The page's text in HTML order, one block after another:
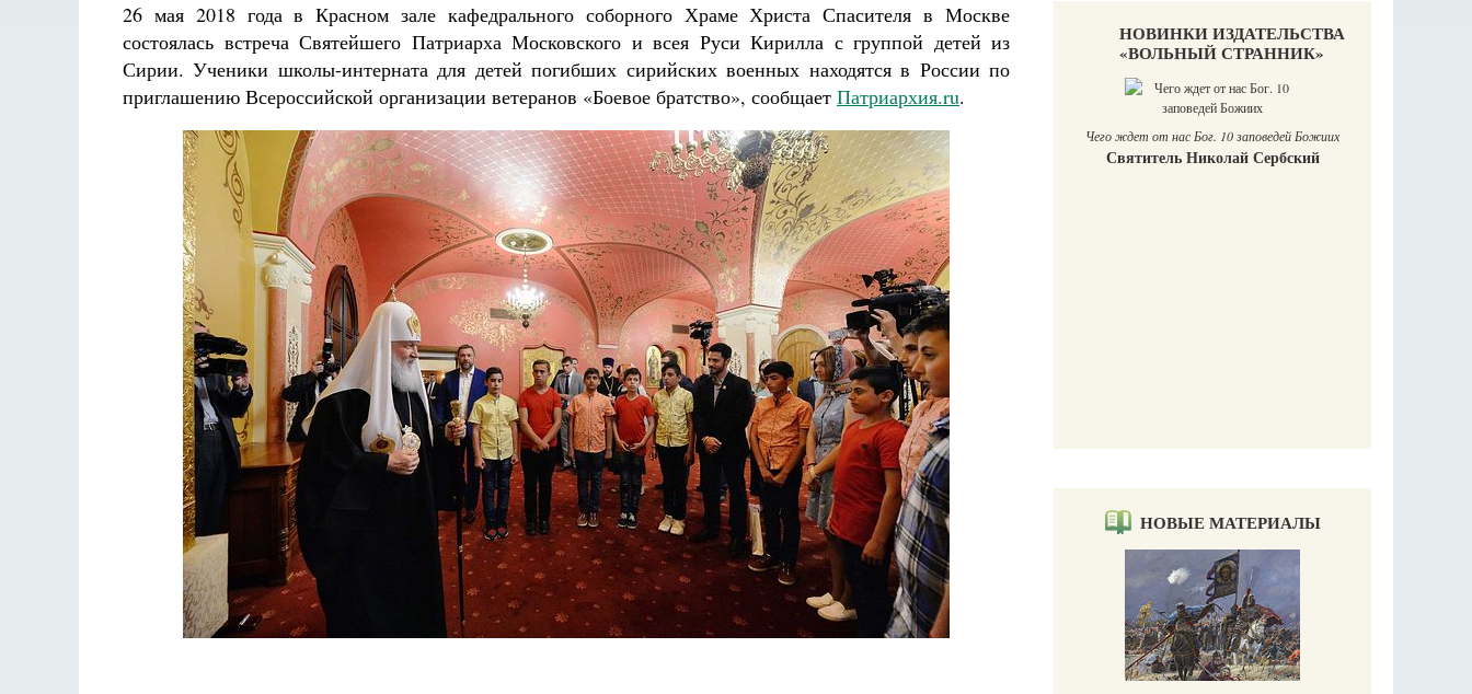
26 мая 2018 года в Красном зале кафедрального соборного Храме Христа Спасителя в Москве
состоялась встреча Святейшего Патриарха Московского и всея Руси Кирилла с группой детей из
Сирии. Ученики школы-интерната для детей погибших сирийских военных находятся в России по
приглашению Всероссийской организации ветеранов «Боевое братство», сообщает Патриархия.ru.
НОВИНКИ ИЗДАТЕЛЬСТВА
«ВОЛЬНЫЙ СТРАННИК»
Разлуки не будет
Фредерика де Грааф Как найти своё место в жизни
Кирилл Мурышев
Великомученик Георгий Победоносец. Научись у
святого
Роман Котов
Чего ждет от нас Бог. 10 заповедей Божиих
Святитель Николай Сербский
НОВЫЕ МАТЕРИАЛЫ